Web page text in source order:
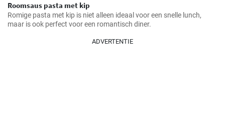
Roomsaus pasta met kip
Romige pasta met kip is niet alleen ideaal voor een snelle lunch,
maar is ook perfect voor een romantisch diner.
ADVERTENTIE